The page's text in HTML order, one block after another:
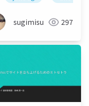
sugimisu 297